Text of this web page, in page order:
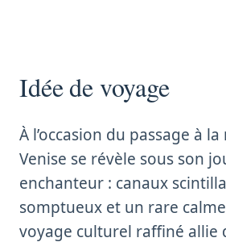
Idée de voyage
À l’occasion du passage à
Venise se révèle sous son
enchanteur : canaux
somptueux et un rare
voyage culturel raffiné allie